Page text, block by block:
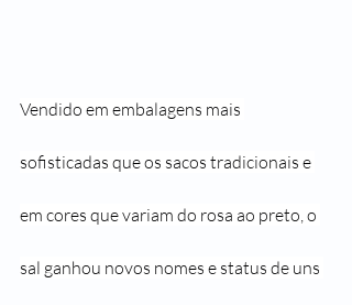
Vendido em embalagens mais
sofisticadas que os sacos tradicionais e
em cores que variam do rosa ao preto, o
sal ganhou novos nomes e status de uns